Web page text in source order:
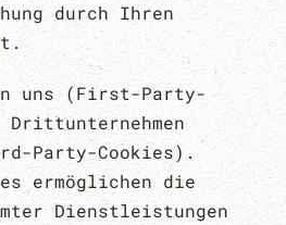
durch Ihren
uns (First-Party-
Party-Cookies).
ermöglichen die
Dienstleistungen